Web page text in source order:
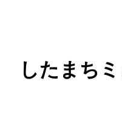
したまち